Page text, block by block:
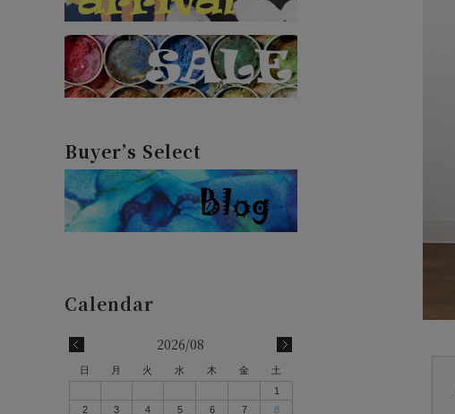
Buyer’s Select
2026/08
日 月 火 水 木 金
土
1
2
3 4 5 6 7
8